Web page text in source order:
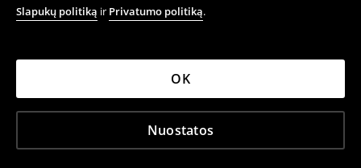
Slapukų politiką ir Privatumo politiką.
Nuostatos
OK